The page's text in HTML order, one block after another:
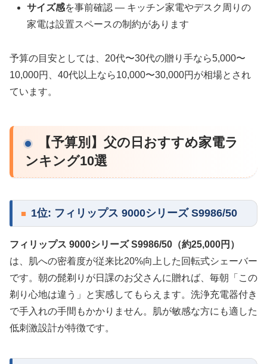
サイズ感を事前確認 — キッチン家電やデスク周りの
家電は設置スペースの制約があります
予算の目安としては、20代〜30代の贈り手なら5,000〜
10,000円、40代以上なら10,000〜30,000円が相場とされ
ています。
【予算別】父の日おすすめ家電ラ
ンキング10選
1位: フィリップス 9000シリーズ S9986/50
フィリップス 9000シリーズ S9986/50（約25,000円）
は、肌への密着度が従来比20%向上した回転式シェーバー
です。朝の髭剃りが日課のお父さんに贈れば、毎朝「この
剃り心地は違う」と実感してもらえます。洗浄充電器付き
で手入れの手間もかかりません。肌が敏感な方にも適した
低刺激設計が特徴です。